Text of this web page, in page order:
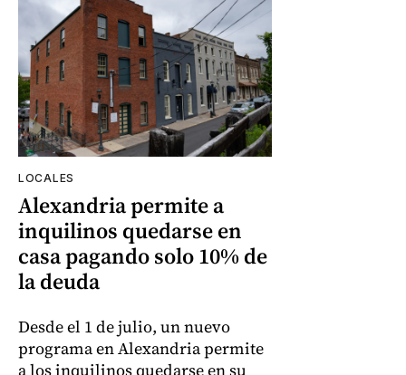
LOCALES
Alexandria permite a
inquilinos quedarse en
casa pagando solo 10% de
la deuda
Desde el 1 de julio, un nuevo
programa en Alexandria permite
a los inquilinos quedarse en su